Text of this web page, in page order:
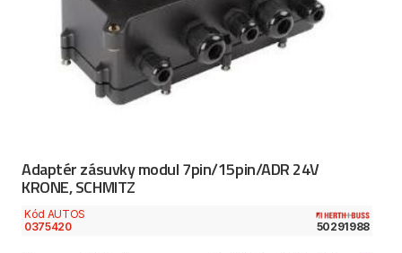
Adaptér zásuvky modul 7pin/15pin/ADR 24V
KRONE, SCHMITZ
Kód AUTOS
0375420
50291988